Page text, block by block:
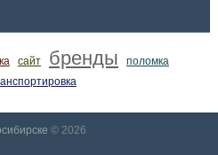
сайт бренды
поломка
© 2026